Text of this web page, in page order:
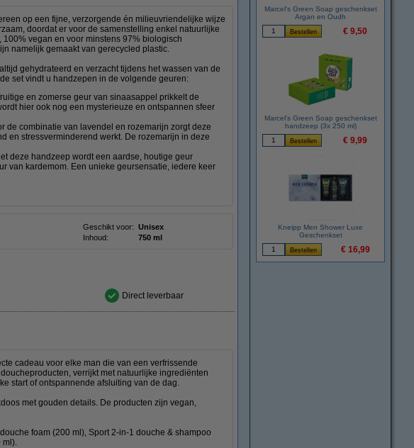
op een fijne, verzorgende én milieuvriendelijke wijze
doordat er voor de samenstelling enkel natuurlijke
vegan en voor minstens 97% biologisch
namelijk gemaakt van gerecycled plastic.
gehydrateerd en verzacht tijdens het wassen van de
set vindt u handzepen in de volgende geuren:
en zomerse geur van sinaasappel prikkelt de
hier ook nog een mysterieuze en ontspannen sfeer
de combinatie van lavendel en rozemarijn zorgt deze
en stressverminderend werkt. De rozemarijn in deze
deze handzeep wordt een aardse, houtige geur
van kardemom. Een unieke geursensatie, iedere keer
Geschikt voor: Unisex
Inhoud: 750 ml
Direct leverbaar
cadeau voor elke man die van een verfrissende
verrijkt met natuurlijke ingrediënten
start of ontspannende afsluiting van de dag.
met gouden details. De producten zijn vegan,
foam (200 ml), Sport 2-in-1 douche & shampoo
ml).
Marcel's Green Soap geschenkset
Argan en Oudh
€ 9,50
Marcel's Green Soap geschenkset
handzeep (3x 250 ml)
€ 9,99
Kneipp Men Shower Luxe
Geschenkset
€ 16,99